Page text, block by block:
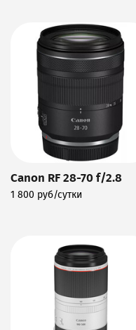
Canon RF 28-70 f/2.8
1 800 руб/сутки